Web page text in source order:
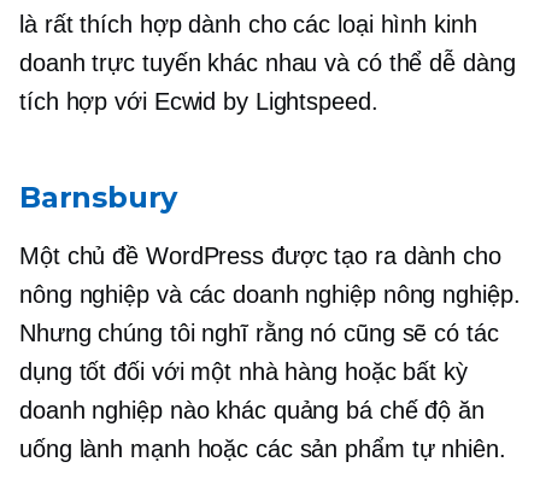
là rất thích hợpdành cho các loại hình kinh
doanh trực tuyến khác nhau và có thể dễ dàng
tích hợp với Ecwid by Lightspeed.
Barnsbury
Một chủ đề WordPress được tạo ra dành cho
nông nghiệp và các doanh nghiệp nông nghiệp.
Nhưng chúng tôi nghĩ rằng nó cũng sẽ có tác
dụng tốt đối với một nhà hàng hoặc bất kỳ
doanh nghiệp nào khác quảng bá chế độ ăn
uống lành mạnh hoặc các sản phẩm tự nhiên.